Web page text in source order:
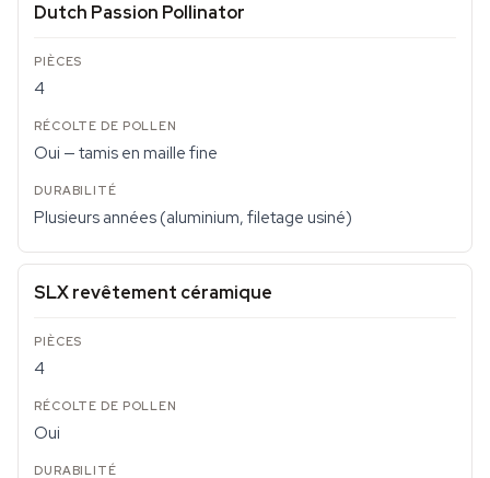
Dutch Passion Pollinator
4
Oui — tamis en maille fine
Plusieurs années (aluminium, filetage usiné)
SLX revêtement céramique
4
Oui